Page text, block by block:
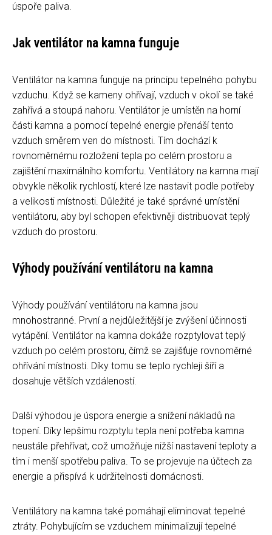
úspoře paliva.
Jak ventilátor na kamna funguje
Ventilátor na kamna funguje na principu tepelného pohybu
vzduchu. Když se kameny ohřívají, vzduch v okolí se také
zahřívá a stoupá nahoru. Ventilátor je umístěn na horní
části kamna a pomocí tepelné energie přenáší tento
vzduch směrem ven do místnosti. Tím dochází k
rovnoměrnému rozložení tepla po celém prostoru a
zajištění maximálního komfortu. Ventilátory na kamna mají
obvykle několik rychlostí, které lze nastavit podle potřeby
a velikosti místnosti. Důležité je také správné umístění
ventilátoru, aby byl schopen efektivněji distribuovat teplý
vzduch do prostoru.
Výhody používání ventilátoru na kamna
Výhody používání ventilátoru na kamna jsou
mnohostranné. První a nejdůležitější je zvýšení účinnosti
vytápění. Ventilátor na kamna dokáže rozptylovat teplý
vzduch po celém prostoru, čímž se zajišťuje rovnoměrné
ohřívání místnosti. Díky tomu se teplo rychleji šíří a
dosahuje větších vzdáleností.
Další výhodou je úspora energie a snížení nákladů na
topení. Díky lepšímu rozptylu tepla není potřeba kamna
neustále přehřívat, což umožňuje nižší nastavení teploty a
tím i menší spotřebu paliva. To se projevuje na účtech za
energie a přispívá k udržitelnosti domácnosti.
Ventilátory na kamna také pomáhají eliminovat tepelné
ztráty. Pohybujícím se vzduchem minimalizují tepelné